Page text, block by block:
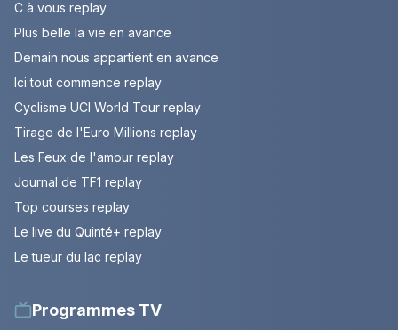
C à vous replay
Plus belle la vie en avance
Demain nous appartient en avance
Ici tout commence replay
Cyclisme UCI World Tour replay
Tirage de l'Euro Millions replay
Les Feux de l'amour replay
Journal de TF1 replay
Top courses replay
Le live du Quinté+ replay
Le tueur du lac replay
Programmes TV